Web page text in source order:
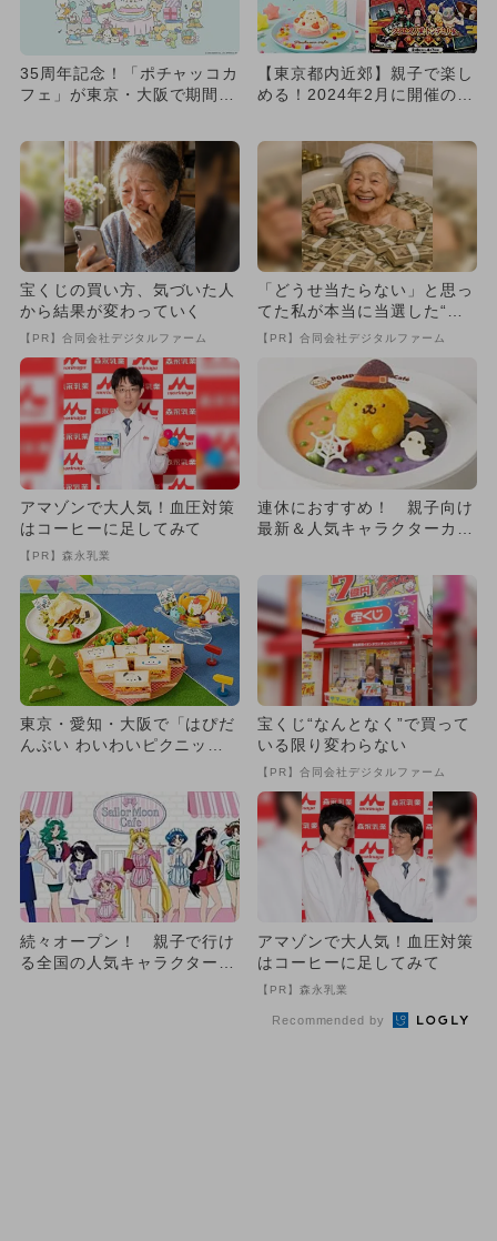
35周年記念！「ポチャッコカ
フェ」が東京・大阪で期間限
【東京都内近郊】親子で楽し
める！2024年2月に開催のキ
宝くじの買い方、気づいた人
から結果が変わっていく
【PR】合同会社デジタルファーム
「どうせ当たらない」と思っ
てた私が本当に当選した“買
い方”がこれ
【PR】合同会社デジタルファーム
アマゾンで大人気！血圧対策
はコーヒーに足してみて
【PR】森永乳業
連休におすすめ！ 親子向け
最新＆人気キャラクターカフ
東京・愛知・大阪で「はぴだ
んぶい わいわいピクニック
宝くじ“なんとなく”で買って
いる限り変わらない
【PR】合同会社デジタルファーム
続々オープン！ 親子で行け
る全国の人気キャラクターカ
アマゾンで大人気！血圧対策
はコーヒーに足してみて
【PR】森永乳業
Recommended by